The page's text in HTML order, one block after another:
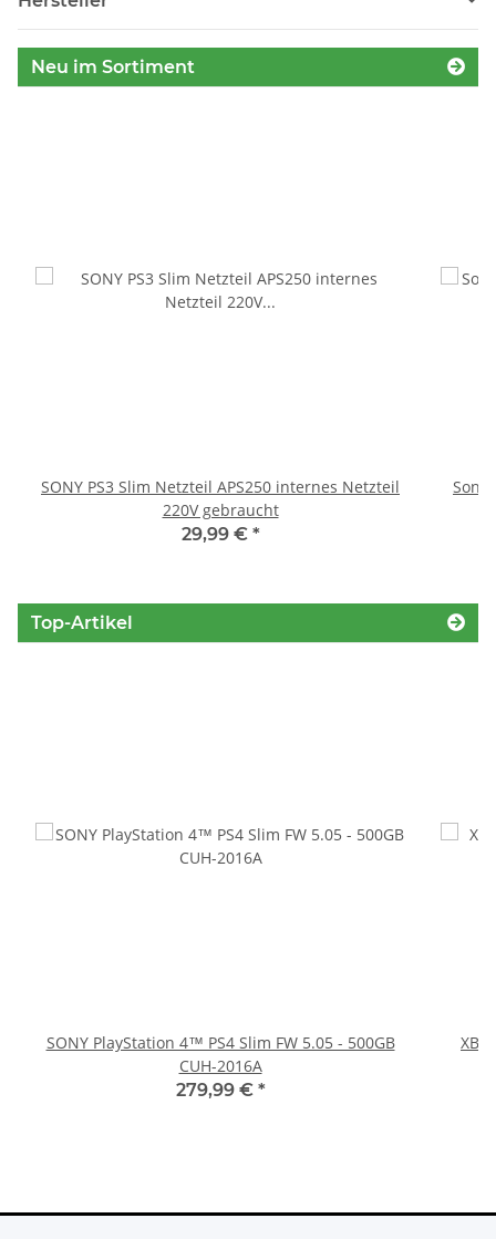
Neu im Sortiment
SONY PS3 Slim Netzteil APS250 internes Netzteil
220V gebraucht
29,99 € *
Sony
Top-Artikel
SONY PlayStation 4™ PS4 Slim FW 5.05 - 500GB
CUH-2016A
279,99 € *